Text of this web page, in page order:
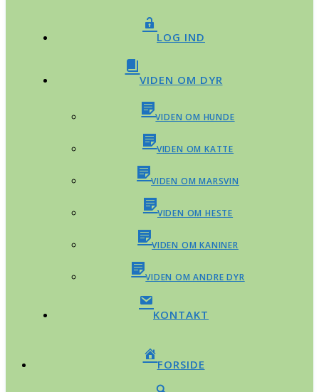
LOG IND
VIDEN OM DYR
VIDEN OM HUNDE
VIDEN OM KATTE
VIDEN OM MARSVIN
VIDEN OM HESTE
VIDEN OM KANINER
VIDEN OM ANDRE DYR
KONTAKT
FORSIDE